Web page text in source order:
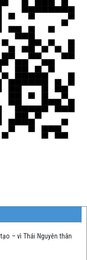
– vì Thái Nguyên thân